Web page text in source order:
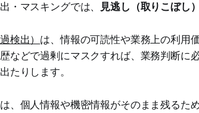
・マスキングでは、 見逃し（取りこぼし
検出） は、情報の可読性や業務上の利用
などで過剰にマスクすれば、業務判断に
たりします。
は、個人情報や機密情報がそのまま残るた